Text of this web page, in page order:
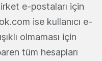
e-postaları için
ise kullanıcı e-
olmaması için
tüm hesapları